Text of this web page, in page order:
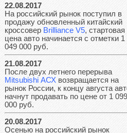
Jaguar Jeep Kia
Lada
Land Rover
22.08.2017
На российский рынок поступил в
продажу обновленный китайский
кроссовер Brilliance V5, стартовая
цена авто начинается с отметки 1
049 000 руб.
21.08.2017
После двух летнего перерыва
Mitsubishi АСХ возвращается на
рынок России, к концу августа
начнут продавать по цене от 1 099
000 руб.
20.08.2017
Осенью на российский рынок